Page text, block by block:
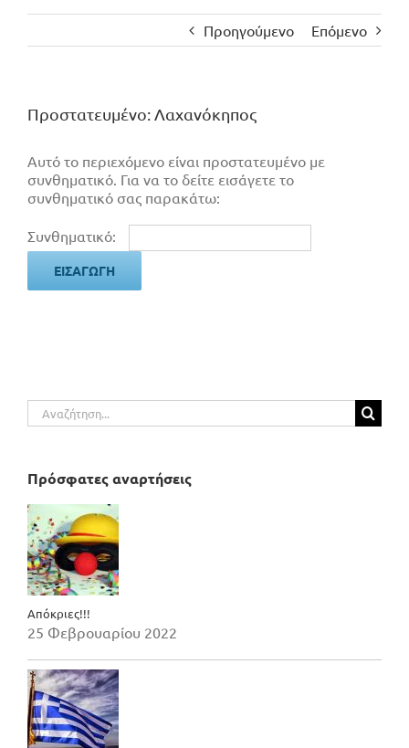
Προηγούμενο Επόμενο
Πρoστατευμένο: Λαχανόκηπος
Αυτό το περιεχόμενο είναι προστατευμένο με
συνθηματικό. Για να το δείτε εισάγετε το
συνθηματικό σας παρακάτω:
Συνθηματικό:
Αναζήτηση
για:
Πρόσφατες αναρτήσεις
Απόκριες!!!
25 Φεβρουαρίου 2022